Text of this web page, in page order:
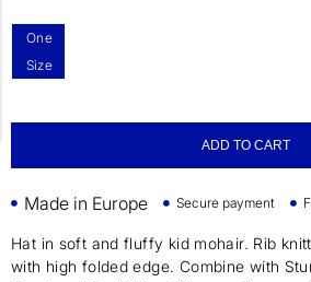
One
Size
ADD TO CART
Made in Europe Secure payment
Hat in soft and fluffy kid mohair. Rib
with high folded edge. Combine with